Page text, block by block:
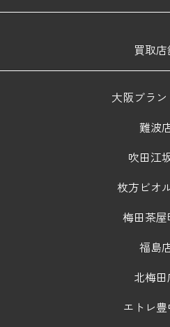
買取
大阪ブラ
難波
吹田江
枚方ビオ
梅田茶屋
福島
北梅田
エトレ